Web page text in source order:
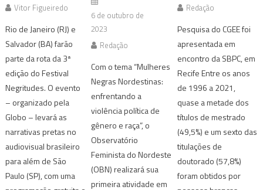
Vitor Figueiredo
Rio de Janeiro (RJ) e
Salvador (BA) farão
parte da rota da 3ª
edição do Festival
Negritudes. O evento
– organizado pela
Globo – levará as
narrativas pretas no
audiovisual brasileiro
para além de São
Paulo (SP), com uma
6 de outubro de
2023
Redação
Com o tema “Mulheres
Negras Nordestinas:
enfrentando a
violência política de
gênero e raça”, o
Observatório
Feminista do Nordeste
(OBN) realizará sua
primeira atividade em
Redação
Pesquisa do CGEE foi
apresentada em
encontro da SBPC, em
Recife Entre os anos
de 1996 a 2021,
quase a metade dos
títulos de mestrado
(49,5%) e um sexto das
titulações de
doutorado (57,8%)
foram obtidos por